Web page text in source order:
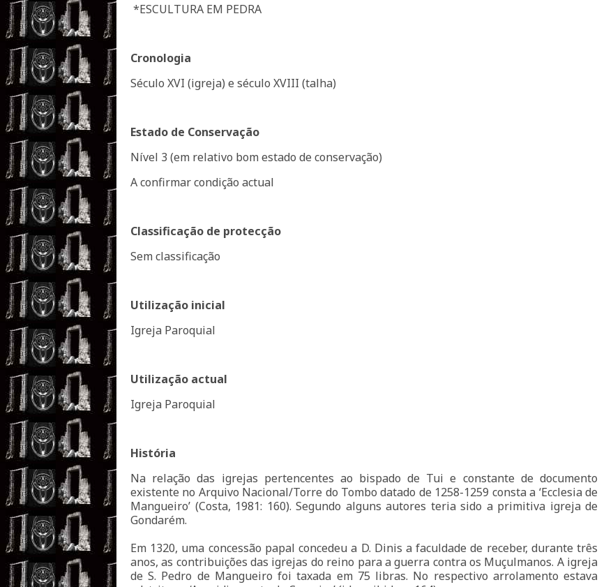
*ESCULTURA EM PEDRA
Cronologia
Século XVI (igreja) e século XVIII (talha)
Estado de Conservação
Nível 3 (em relativo bom estado de conservação)
A confirmar condição actual
Classificação de protecção
Sem classificação
Utilização inicial
Igreja Paroquial
Utilização actual
Igreja Paroquial
História
Na relação das igrejas pertencentes ao bispado de Tui e constante de documento
existente no Arquivo Nacional/Torre do Tombo datado de 1258-1259 consta a ‘Ecclesia de
Mangueiro’ (Costa, 1981: 160). Segundo alguns autores teria sido a primitiva igreja de
Gondarém.
Em 1320, uma concessão papal concedeu a D. Dinis a faculdade de receber, durante três
anos, as contribuições das igrejas do reino para a guerra contra os Muçulmanos. A igreja
de S. Pedro de Mangueiro foi taxada em 75 libras. No respectivo arrolamento estava